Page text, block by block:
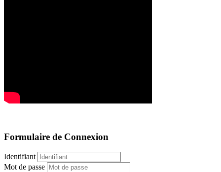
Formulaire de Connexion
Identifiant
Mot de passe